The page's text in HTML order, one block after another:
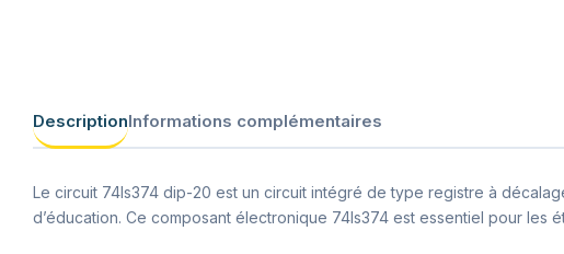
DescriptionInformations complémentaires
Le circuit 74ls374 dip-20 est un circuit intégré de type registre à
d’éducation. Ce composant électronique 74ls374 est essentiel pour les